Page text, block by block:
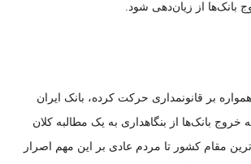
بانک‌ها از زیان‌دهی شود.
بر قانونمداری حرکت کرده، بانک ایران
بانک‌ها از بنگاهداری به یک مطالبه کلان
مقام کشور تا مردم عادی بر این مهم اصرار